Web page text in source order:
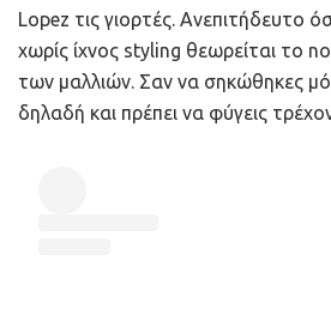
Lopez τις γιορτές. Ανεπιτήδευτο
χωρίς ίχνος styling θεωρείται το
των μαλλιών. Σαν να σηκώθηκες
δηλαδή και πρέπει να φύγεις